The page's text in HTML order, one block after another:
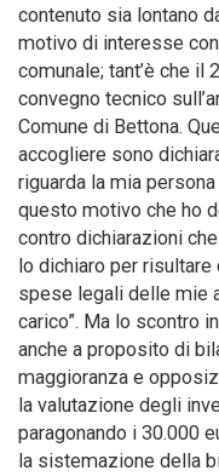
contenuto sia lontano
motivo di interesse
comunale; tant’è che
convegno tecnico
Comune di Bettona.
accogliere sono
riguarda la mia
questo motivo che ho
contro dichiarazioni
lo dichiaro per risultare
spese legali delle mie
carico”. Ma lo scontro
anche a proposito di
maggioranza e
la valutazione degli
paragonando i 30.000
la sistemazione della